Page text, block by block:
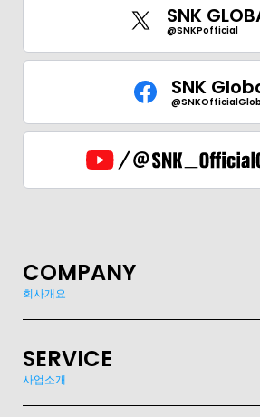
SNK
@SNKPofficial
SNK
COMPANY
회사개요
SERVICE
사업소개